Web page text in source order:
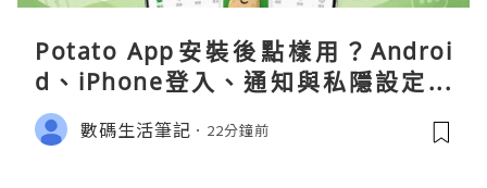
Potato App安裝後點樣用？Androi
d、iPhone登入、通知與私隱設定完
整指南
數碼生活筆記 22分鐘前